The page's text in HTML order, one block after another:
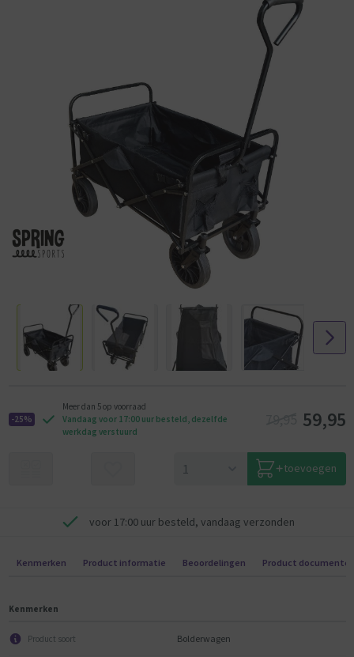
zachte (extra lange) handvat is uniek, deze zorgt ervoor dat je de
Met één handomdraai is de bolderwagen eenvoudig op te zetten en in
Eigenschappen:
Maximale draagvermogen 75 kg
Makkelijk op te vouwen en op te bergen
Stevige stalen constructie
Doek van stevig polyester
Grote zwenkwielen om makkelijk te rijden
Specificaties:
Binnenmaten 25 x 75 x 50 cm
-25%
Meer dan 5 op voorraad
Vandaag voor 17:00 uur besteld, dezelfde
werkdag verstuurd
59,95
toevoegen
voor 17:00 uur besteld, vandaag verzonden
Kenmerken Product informatie Beoordelingen Product
Kenmerken
Product soort Bolderwagen